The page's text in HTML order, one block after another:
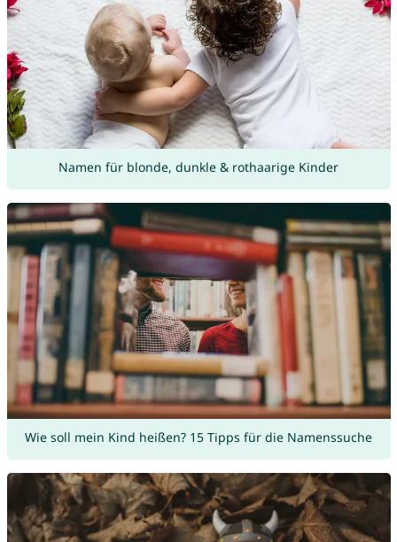
Namen für blonde, dunkle & rothaarige Kinder
Wie soll mein Kind heißen? 15 Tipps für die Namenssuche